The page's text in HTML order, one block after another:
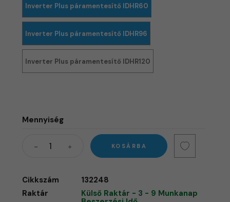
Inverter Plus páramentesítő IDHR60
Inverter Plus páramentesítő IDHR96
Inverter Plus páramentesítő IDHR120
Mennyiség
KOSÁRBA
Cikkszám
132248
Raktár
Külső Raktár - 3 - 9 Munkanap